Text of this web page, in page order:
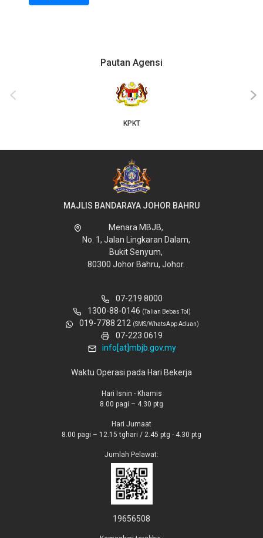
Pautan Agensi
KPKT
‹ ›
MAJLIS BANDARAYA JOHOR BAHRU
Menara MBJB,
No. 1, Jalan Lingkaran Dalam,
Bukit Senyum,
80300 Johor Bahru, Johor.
07-219 8000
1300-88-0146 (Talian Bebas Tol)
019-7788 212 (SMS/WhatsApp Aduan)
07-223 0619
info[at]mbjb.gov.my
Waktu Operasi pada Hari Bekerja
Hari Isnin - Khamis
8.00 pagi – 4.30 ptg
Hari Jumaat
8.00 pagi – 12.15 tghari / 2.45 ptg - 4.30 ptg
Jumlah Pelawat:
19656508